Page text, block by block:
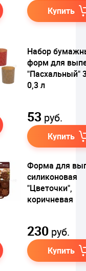
Купить
Набор
форм для
"Пасхальный"
0,3 л
53 руб.
Купить
Форма для
силиконовая
"Цветочки",
коричневая
230 руб.
Купить